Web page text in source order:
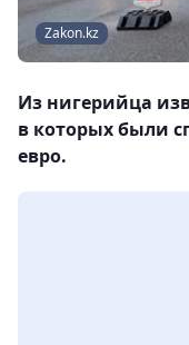
Zakon.kz
Из нигерийца
в которых были
евро.